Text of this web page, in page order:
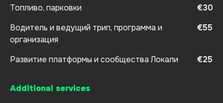
Топливо, парковки
€30
Водитель и ведущий трип, программа и
организация
€55
Развитие платформы и сообщества Локали €25
Additional services